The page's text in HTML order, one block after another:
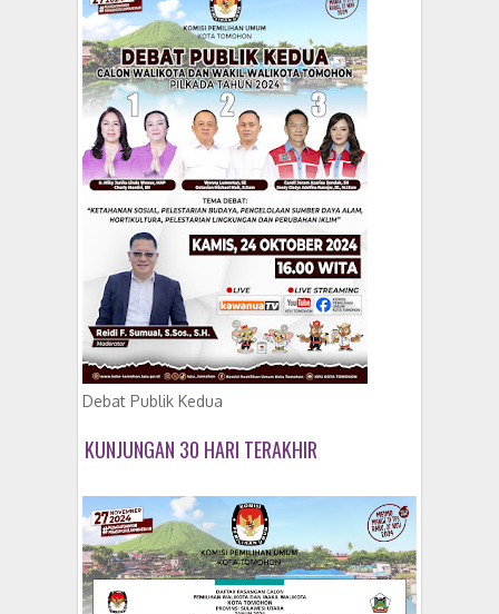
Debat Publik Kedua
KUNJUNGAN 30 HARI TERAKHIR